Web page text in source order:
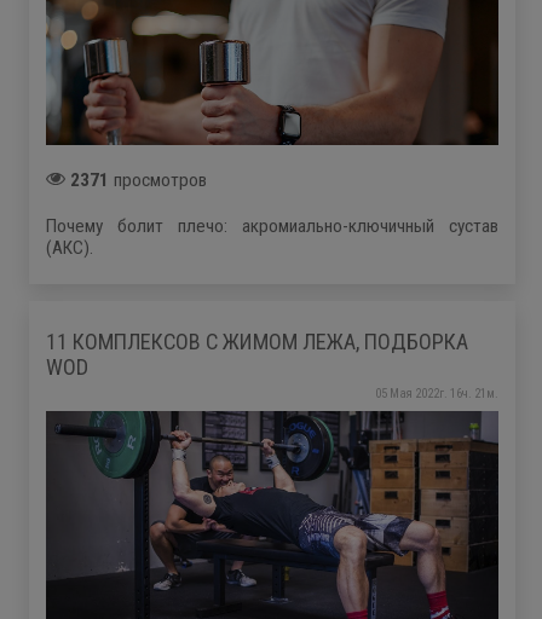
2371 просмотров
Почему болит плечо: акромиально-ключичный сустав
(АКС).
11 КОМПЛЕКСОВ С ЖИМОМ ЛЕЖА, ПОДБОРКА
WOD
05 Мая 2022г. 16ч. 21м.